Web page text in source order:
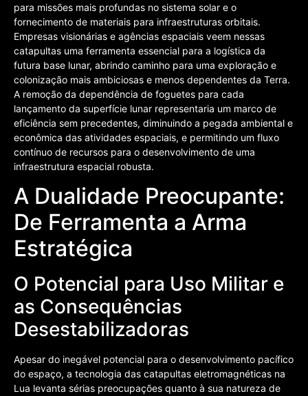
para missões mais profundas no sistema solar e o
fornecimento de materiais para infraestruturas orbitais.
Empresas visionárias e agências espaciais veem nessas
catapultas uma ferramenta essencial para a logística da
futura base lunar, abrindo caminho para uma exploração e
colonização mais ambiciosas e menos dependentes da Terra.
A remoção da dependência de foguetes para cada
lançamento da superfície lunar representaria um marco de
eficiência sem precedentes, diminuindo a pegada ambiental e
econômica das atividades espaciais, e permitindo um fluxo
contínuo de recursos para o desenvolvimento de uma
infraestrutura espacial robusta.
A Dualidade Preocupante:
De Ferramenta a Arma
Estratégica
O Potencial para Uso Militar e
as Consequências
Desestabilizadoras
Apesar do inegável potencial para o desenvolvimento pacífico
do espaço, a tecnologia das catapultas eletromagnéticas na
Lua levanta sérias preocupações quanto à sua natureza de